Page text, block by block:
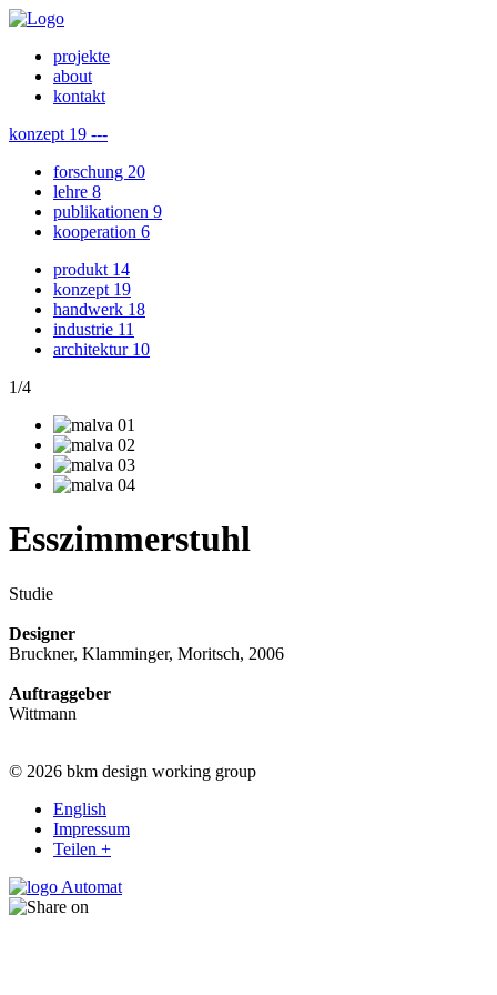
projekte
about
kontakt
konzept 19 ---
forschung 20
lehre 8
publikationen 9
kooperation 6
produkt 14
konzept 19
handwerk 18
industrie 11
architektur 10
1/4
Esszimmerstuhl
Studie
Designer
Bruckner, Klamminger, Moritsch, 2006
Auftraggeber
Wittmann
© 2026 bkm design working group
English
Impressum
Teilen +